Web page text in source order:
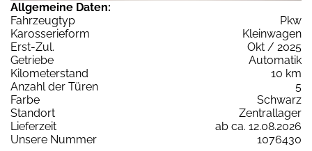
Allgemeine Daten:
Fahrzeugtyp
Pkw
Karosserieform
Kleinwagen
Erst-Zul.
Okt / 2025
Getriebe
Automatik
Kilometerstand
10 km
Anzahl der Türen
5
Farbe
Schwarz
Standort
Zentrallager
Lieferzeit
ab ca. 12.08.2026
Unsere Nummer
1076430